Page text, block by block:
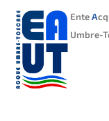
VAI
CONTENUTO
EnteA
Umbre-